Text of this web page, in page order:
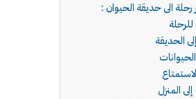
للرحلة
الحديقة
المنزل